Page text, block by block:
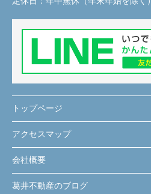
トップページ
アクセスマップ
会社概要
葛井不動産のブログ